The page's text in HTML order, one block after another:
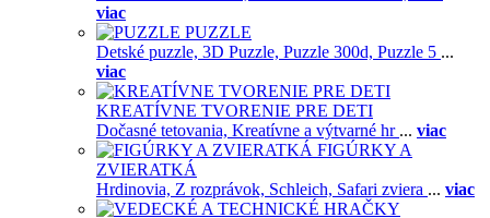
viac
PUZZLE
Detské puzzle, 3D Puzzle, Puzzle 300d, Puzzle 5 ...
viac
KREATÍVNE TVORENIE PRE DETI
Dočasné tetovania, Kreatívne a výtvarné hr ... viac
FIGÚRKY A
ZVIERATKÁ
Hrdinovia, Z rozprávok, Schleich, Safari zviera ... viac